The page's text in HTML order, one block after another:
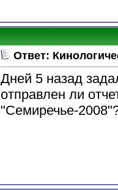
Ответ:
Дней 5 назад
отправлен ли
"Семиречье-